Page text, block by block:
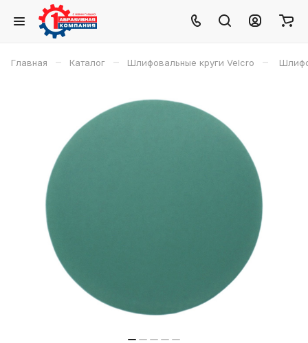
Главная – Каталог – Шлифовальные круги Velcro –